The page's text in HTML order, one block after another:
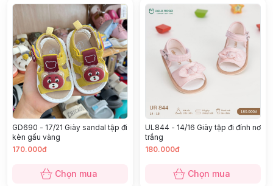
GD690 - 17/21 Giày sandal tập đi
kèn gấu vàng
170.000đ
Chọn mua
UL844 - 14/16 Giày tập đi đính nơ
trắng
180.000đ
Chọn mua